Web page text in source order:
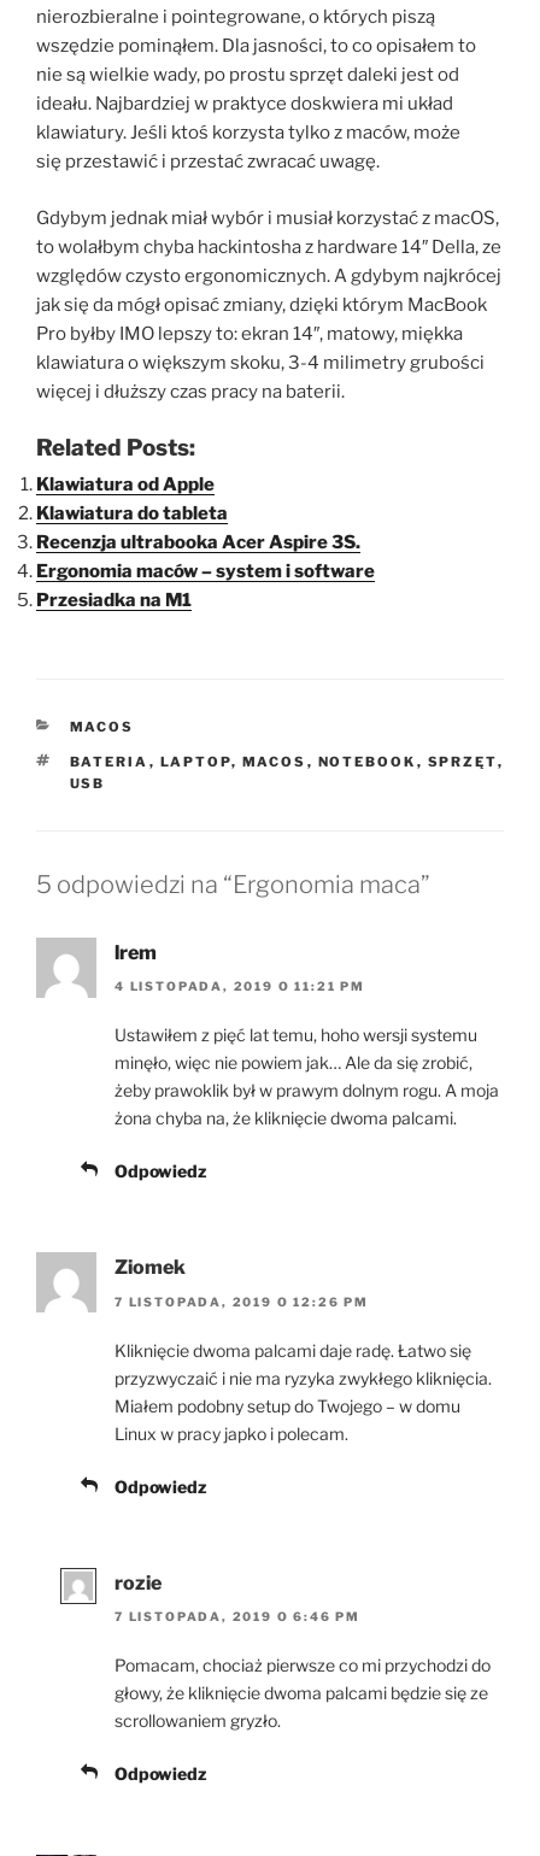
nierozbieralne i pointegrowane, o których piszą
wszędzie pominąłem. Dla jasności, to co opisałem to
nie są wielkie wady, po prostu sprzęt daleki jest od
ideału. Najbardziej w praktyce doskwiera mi układ
klawiatury. Jeśli ktoś korzysta tylko z maców, może
się przestawić i przestać zwracać uwagę.
Gdybym jednak miał wybór i musiał korzystać z macOS,
to wolałbym chyba hackintosha z hardware 14″ Della, ze
względów czysto ergonomicznych. A gdybym najkrócej
jak się da mógł opisać zmiany, dzięki którym MacBook
Pro byłby IMO lepszy to: ekran 14″, matowy, miękka
klawiatura o większym skoku, 3-4 milimetry grubości
więcej i dłuższy czas pracy na baterii.
Related Posts:
Klawiatura od Apple
Klawiatura do tableta
Recenzja ultrabooka Acer Aspire 3S.
Ergonomia maców – system i software
Przesiadka na M1
KATEGORIE
MACOS
TAGI
BATERIA , LAPTOP, MACOS , NOTEBOOK , SPRZĘT,
USB
5 odpowiedzi na “Ergonomia maca”
lrem
4 LISTOPADA, 2019 O 11:21 PM
Ustawiłem z pięć lat temu, hoho wersji systemu
minęło, więc nie powiem jak… Ale da się zrobić,
żeby prawoklik był w prawym dolnym rogu. A moja
żona chyba na, że kliknięcie dwoma palcami.
Odpowiedz
Ziomek
7 LISTOPADA, 2019 O 12:26 PM
Kliknięcie dwoma palcami daje radę. Łatwo się
przyzwyczaić i nie ma ryzyka zwykłego kliknięcia.
Miałem podobny setup do Twojego – w domu
Linux w pracy japko i polecam.
Odpowiedz
rozie
7 LISTOPADA, 2019 O 6:46 PM
Pomacam, chociaż pierwsze co mi przychodzi do
głowy, że kliknięcie dwoma palcami będzie się ze
scrollowaniem gryzło.
Odpowiedz